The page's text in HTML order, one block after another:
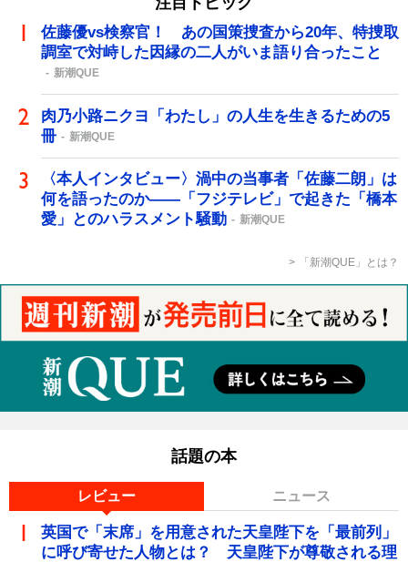
佐藤優vs検察官！ あの国策捜査から20年、特捜取
調室で対峙した因縁の二人がいま語り合ったこと
新潮QUE
肉乃小路ニクヨ「わたし」の人生を生きるための5
冊
新潮QUE
〈本人インタビュー〉渦中の当事者「佐藤二朗」は
何を語ったのか――「フジテレビ」で起きた「橋本
愛」とのハラスメント騒動
新潮QUE
「新潮QUE」とは？
話題の本
レビュー ニュース
英国で「末席」を用意された天皇陛下を「最前列」
に呼び寄せた人物とは？ 天皇陛下が尊敬される理